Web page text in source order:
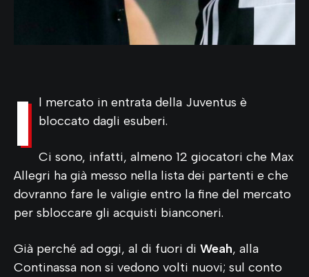
I l mercato in entrata della Juventus è
bloccato dagli esuberi.
Ci sono, infatti, almeno 12 giocatori che Max
Allegri ha già messo nella lista dei partenti e che
dovranno fare le valigie entro la fine del mercato
per sbloccare gli acquisti bianconeri.
Già perché ad oggi, al di fuori di Weah, alla
Continassa non si vedono volti nuovi; sul conto